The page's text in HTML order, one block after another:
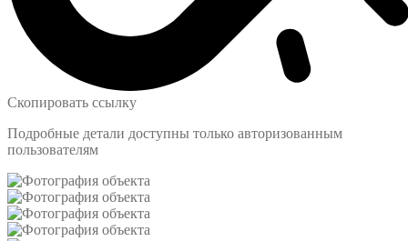
Скопировать ссылку
Подробные детали доступны только авторизованным
пользователям